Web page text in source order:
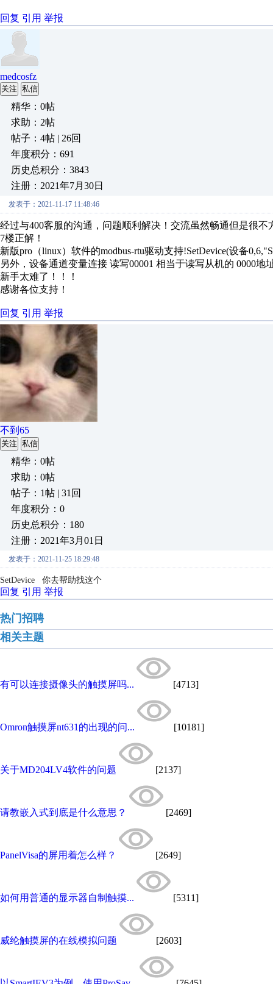
回复 引用 举报
medcosfz
关注 私信
精华：0帖
求助：2帖
帖子：4帖 | 26回
年度积分：691
历史总积分：3843
注册：2021年7月30日
发表于：2021-11-17 11:48:46
经过与400客服的沟通，问题顺利解决！交流虽然畅通但是很
7楼正解！
新版pro（linux）软件的modbus-rtu驱动支持!SetDevice(设备
另外，设备通道变量连接 读写00001 相当于读写从机的 0000地
新手太难了！！！
感谢各位支持！
回复 引用 举报
不到65
关注 私信
精华：0帖
求助：0帖
帖子：1帖 | 31回
年度积分：0
历史总积分：180
注册：2021年3月01日
发表于：2021-11-25 18:29:48
SetDevice 你去帮助找这个
回复 引用 举报
热门招聘
相关主题
有可以连接摄像头的触摸屏吗... [4713]
Omron触摸屏nt631的出现的问... [10181]
关于MD204LV4软件的问题 [2137]
请教嵌入式到底是什么意思？ [2469]
PanelVisa的屏用着怎么样？ [2649]
如何用普通的显示器自制触摸... [5311]
威纶触摸屏的在线模拟问题 [2603]